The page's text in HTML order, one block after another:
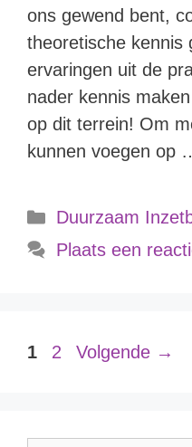
ons gewend bent,
theoretische kennis
ervaringen uit de
nader kennis
op dit terrein! Om
kunnen voegen op
Duurzaam
Plaats een
1 2 Volgende →